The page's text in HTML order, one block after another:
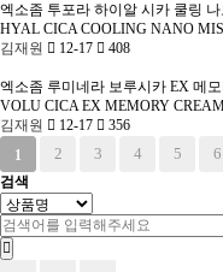
엑소좀 투포라 하이알 시카 쿨링
HYAL CICA COOLING NANO
김재원
12-17 408
엑소좀 루미네라 보루시카 EX 메
VOLU CICA EX MEMORY
김재원
12-17
356
1
2 3 4 5 6
검색